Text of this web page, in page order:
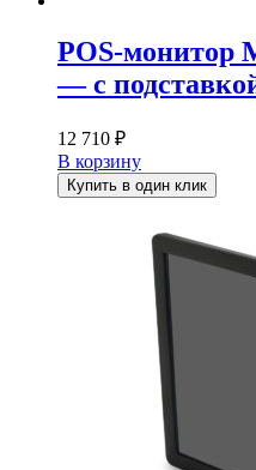
POS-монитор
— с
12 710 ₽
В корзину
Купить в один клик